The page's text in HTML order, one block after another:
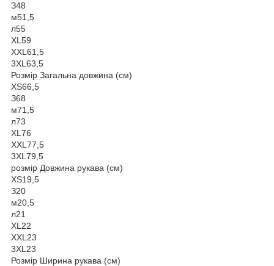
З48
м51,5
л55
XL 59
ХХL 61,5
3XL 63,5
Розмір Загальна довжина (см)
XS66,5
З68
м71,5
л73
XL 76
ХХL 77,5
3XL 79,5
розмір Довжина рукава (см)
XS19,5
З20
м20,5
л21
XL 22
ХХL 23
3XL 23
Розмір Ширина рукава (см)